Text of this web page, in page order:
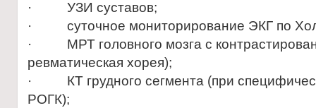
· УЗИ суставов;
· суточное мониторирование ЭКГ по
· МРТ головного мозга с
ревматическая хорея);
· КТ грудного сегмента (при
РОГК);